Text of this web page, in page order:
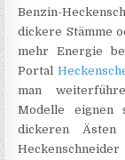
Benzin-
dickere Stämme
mehr Energie
Portal
man
Modelle eignen
dickeren Ästen